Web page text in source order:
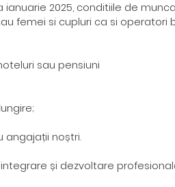
2025, conditiile de
femei si cupluri ca si
sau pensiuni
angajații noștri.
și dezvoltare